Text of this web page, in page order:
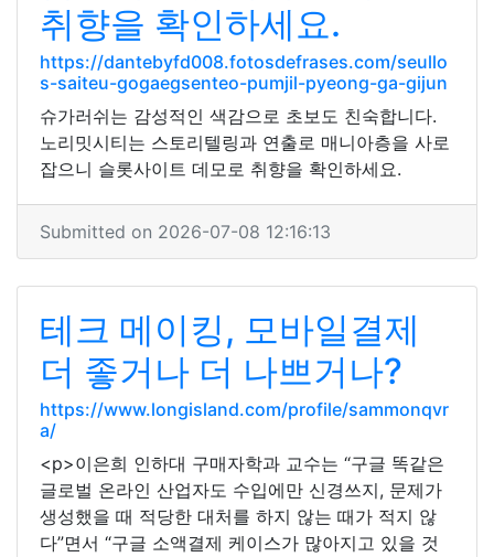
취향을 확인하세요.
https://dantebyfd008.fotosdefrases.com/seullo
s-saiteu-gogaegsenteo-pumjil-pyeong-ga-gijun
슈가러쉬는 감성적인 색감으로 초보도 친숙합니다.
노리밋시티는 스토리텔링과 연출로 매니아층을 사로
잡으니 슬롯사이트 데모로 취향을 확인하세요.
Submitted on 2026-07-08 12:16:13
테크 메이킹, 모바일결제
더 좋거나 더 나쁘거나?
https://www.longisland.com/profile/sammonqvr
a/
<p>이은희 인하대 구매자학과 교수는 “구글 똑같은
글로벌 온라인 산업자도 수입에만 신경쓰지, 문제가
생성했을 때 적당한 대처를 하지 않는 때가 적지 않
다”면서 “구글 소액결제 케이스가 많아지고 있을 것